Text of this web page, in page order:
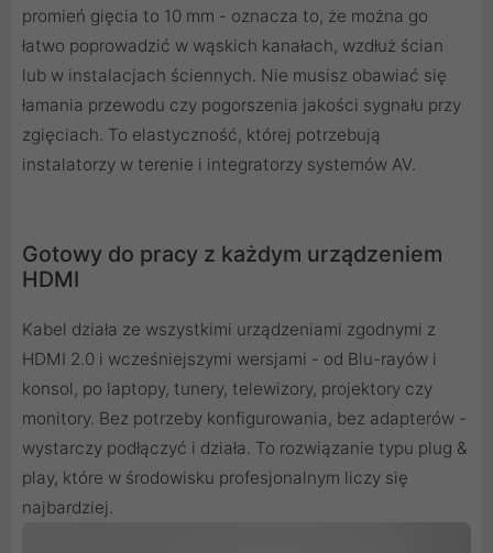
promień gięcia to 10 mm - oznacza to, że można go
łatwo poprowadzić w wąskich kanałach, wzdłuż ścian
lub w instalacjach ściennych. Nie musisz obawiać się
łamania przewodu czy pogorszenia jakości sygnału przy
zgięciach. To elastyczność, której potrzebują
instalatorzy w terenie i integratorzy systemów AV.
Gotowy do pracy z każdym urządzeniem
HDMI
Kabel działa ze wszystkimi urządzeniami zgodnymi z
HDMI 2.0 i wcześniejszymi wersjami - od Blu-rayów i
konsol, po laptopy, tunery, telewizory, projektory czy
monitory. Bez potrzeby konfigurowania, bez adapterów -
wystarczy podłączyć i działa. To rozwiązanie typu plug &
play, które w środowisku profesjonalnym liczy się
najbardziej.